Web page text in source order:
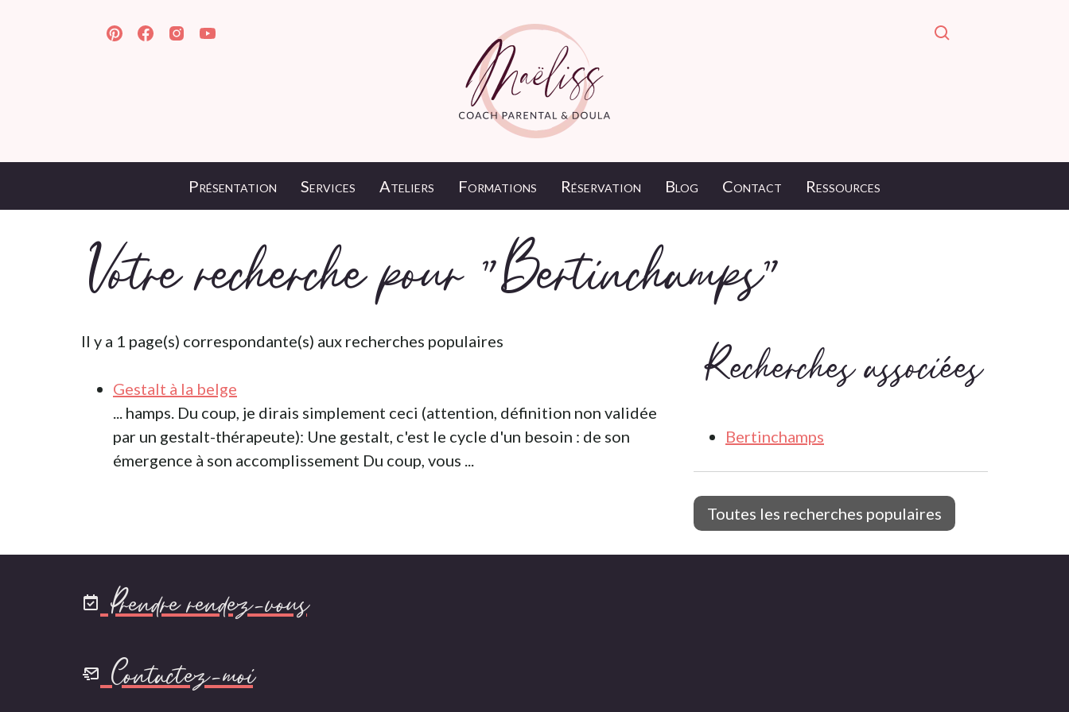
Présentation Services Ateliers Formations Réservation Blog Contact Ressources
Votre recherche pour "Bertinchamps"
Il y a 1 page(s) correspondante(s) aux recherches populaires
Gestalt à la belge
... hamps. Du coup, je dirais simplement ceci (attention, définition non validée
par un gestalt-thérapeute): Une gestalt, c'est le cycle d'un besoin : de son
émergence à son accomplissement Du coup, vous ...
Recherches associées
Bertinchamps
Toutes les recherches populaires
Prendre rendez-vous
Contactez-moi